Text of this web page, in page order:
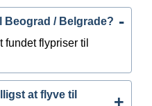
Beograd / Belgrade?
fundet flypriser til
at flyve til